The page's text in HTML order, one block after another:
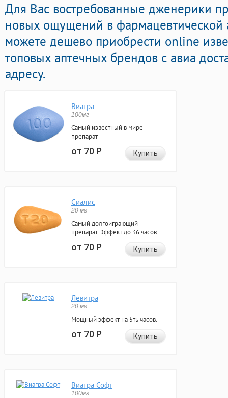
Для Вас востребованные дженерики
новых ощущений в фармацевтической
можете дешево приобрести online
топовых аптечных брендов с авиа
адресу.
Виагра
100мг
Самый известный в мире
препарат
от 70Р Купить
Сиалис
20 мг
Самый долгоиграющий
препарат. Эффект до 36 часов.
от 70Р Купить
Левитра
20 мг
Мощный эффект на 5ть часов.
от 70Р Купить
Виагра Софт
100мг